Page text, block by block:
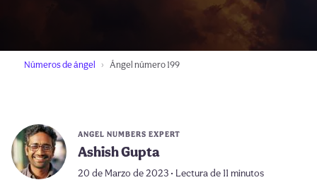
Números de ángel Ángel número 199
ANGEL NUMBERS EXPERT
Ashish Gupta
20 de Marzo de 2023 • Lectura de 11 minutos